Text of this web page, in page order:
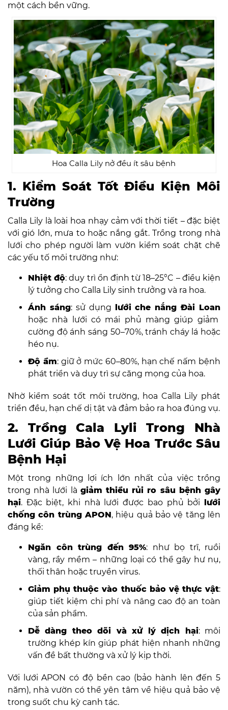
một cách bền vững.
Hoa Calla Lily nở đều ít sâu bệnh
1. Kiểm Soát Tốt Điều Kiện Môi
Trường
Calla Lily là loài hoa nhạy cảm với thời tiết – đặc biệt
với gió lớn, mưa to hoặc nắng gắt. Trồng trong nhà
lưới cho phép người làm vườn kiểm soát chặt chẽ
các yếu tố môi trường như:
Nhiệt độ: duy trì ổn định từ 18–25°C – điều kiện
lý tưởng cho Calla Lily sinh trưởng và ra hoa.
Ánh sáng: sử dụng lưới che nắng Đài Loan
hoặc nhà lưới có mái phủ màng giúp giảm
cường độ ánh sáng 50–70%, tránh cháy lá hoặc
héo nụ.
Độ ẩm: giữ ở mức 60–80%, hạn chế nấm bệnh
phát triển và duy trì sự căng mọng của hoa.
Nhờ kiểm soát tốt môi trường, hoa Calla Lily phát
triển đều, hạn chế dị tật và đảm bảo ra hoa đúng vụ.
2. Trồng Cala Lyli Trong Nhà
Lưới Giúp Bảo Vệ Hoa Trước Sâu
Bệnh Hại
Một trong những lợi ích lớn nhất của việc trồng
trong nhà lưới là giảm thiểu rủi ro sâu bệnh gây
hại. Đặc biệt, khi nhà lưới được bao phủ bởi lưới
chống côn trùng APON, hiệu quả bảo vệ tăng lên
đáng kể:
Ngăn côn trùng đến 95%: như bọ trĩ, ruồi
vàng, rầy mềm – những loại có thể gây hư nụ,
thối thân hoặc truyền virus.
Giảm phụ thuộc vào thuốc bảo vệ thực vật:
giúp tiết kiệm chi phí và nâng cao độ an toàn
của sản phẩm.
Dễ dàng theo dõi và xử lý dịch hại: môi
trường khép kín giúp phát hiện nhanh những
vấn đề bất thường và xử lý kịp thời.
Với lưới APON có độ bền cao (bảo hành lên đến 5
năm), nhà vườn có thể yên tâm về hiệu quả bảo vệ
trong suốt chu kỳ canh tác.